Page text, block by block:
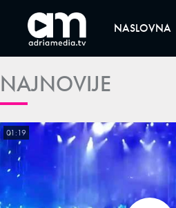
NASLOVNA
NAJNOVIJE
01:19